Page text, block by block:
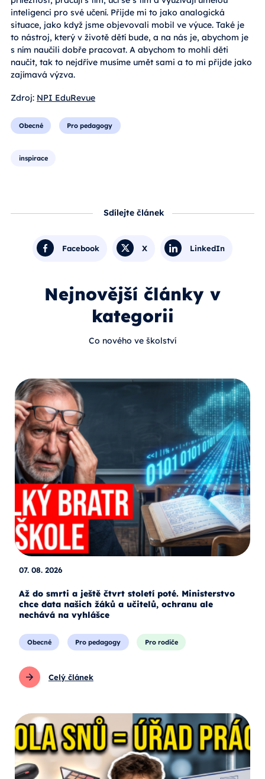
inteligenci pro své učení. Přijde mi to jako analogická
situace, jako když jsme objevovali mobil ve výuce. Také je
to nástroj, který v životě dětí bude, a na nás je, abychom je
s ním naučili dobře pracovat. A abychom to mohli děti
naučit, tak to nejdříve musíme umět sami a to mi přijde jako
zajímavá výzva.
Zdroj: NPI EduRevue
Obecné Pro pedagogy
inspirace
Sdílejte článek
Facebook X LinkedIn
Nejnovější články v
kategorii
Co nového ve školství
07. 08. 2026
Až do smrti a ještě čtvrt století poté. Ministerstvo
chce data našich žáků a učitelů, ochranu ale
nechává na vyhlášce
Obecné Pro pedagogy Pro rodiče
Celý článek